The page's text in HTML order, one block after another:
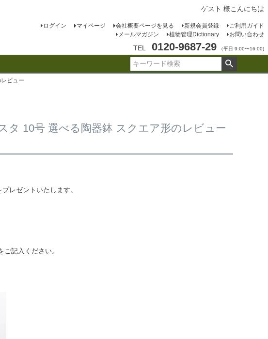
ゲスト 様こんにちは
ログイン マイページ 会社概要ページを見る 新規会員登録
ご利用ガイド
メールマガジン
植物管理Dictionary お問い合わせ
TEL 0120-9687-29 （平日 9:00〜16:00)
ビュー
タ 10号 選べる陶器鉢 スクエア形のレビュー
レゼントいたします。
記入ください。